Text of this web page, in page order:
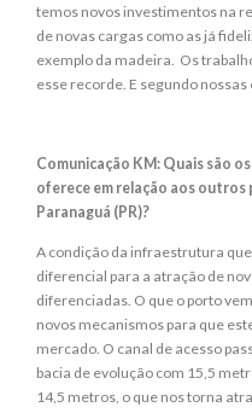
temos novos investimentos na
de novas cargas como as já
exemplo da madeira. Os
esse recorde. E segundo
Comunicação KM: Quais são
oferece em relação aos
Paranaguá (PR)?
A condição da infraestrutura
diferencial para a atração de
diferenciadas. O que o porto
novos mecanismos para que
mercado. O canal de acesso
bacia de evolução com 15,5
14,5 metros, o que nos torna